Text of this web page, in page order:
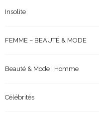
Insolite
FEMME – BEAUTÉ & MODE
Beauté & Mode | Homme
Célébrités